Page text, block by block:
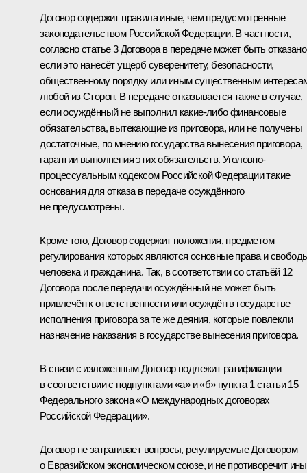
Договор содержит правила иные, чем предусмотренные
законодательством Российской Федерации. В частности,
согласно статье 3 Договора в передаче может быть
если это нанесёт ущерб суверенитету, безопасности,
общественному порядку или иным существенным
любой из Сторон. В передаче отказывается также в случае,
если осуждённый не выполнил какие‑либо финансовые
обязательства, вытекающие из приговора, или не получены
достаточные, по мнению государства вынесения приговора,
гарантии выполнения этих обязательств. Уголовно-
процессуальным кодексом Российской Федерации такие
основания для отказа в передаче осуждённого
не предусмотрены.
Кроме того, Договор содержит положения, предметом
регулирования которых являются основные права и
человека и гражданина. Так, в соответствии со статьёй 12
Договора после передачи осуждённый не может быть
привлечён к ответственности или осуждён в государстве
исполнения приговора за те же деяния, которые повлекли
назначение наказания в государстве вынесения приговора.
В связи с изложенным Договор подлежит ратификации
в соответствии с подпунктами «а» и «б» пункта 1 статьи 15
Федерального закона «О международных договорах
Российской Федерации».
Договор не затрагивает вопросы, регулируемые Договором
о Евразийском экономическом союзе, и не противоречит